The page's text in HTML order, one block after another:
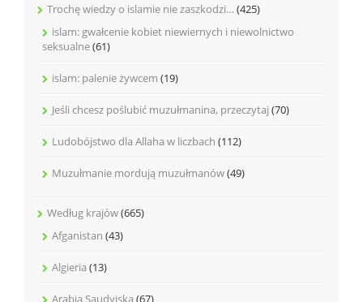
Trochę wiedzy o islamie nie zaszkodzi… (425)
islam: gwałcenie kobiet niewiernych i niewolnictwo
seksualne(61)
islam: palenie żywcem (19)
Jeśli chcesz poślubić muzułmanina, przeczytaj (70)
Ludobójstwo dla Allaha w liczbach (112)
Muzułmanie mordują muzułmanów(49)
Według krajów(665)
Afganistan (43)
Algieria (13)
Arabia Saudyjska (67)